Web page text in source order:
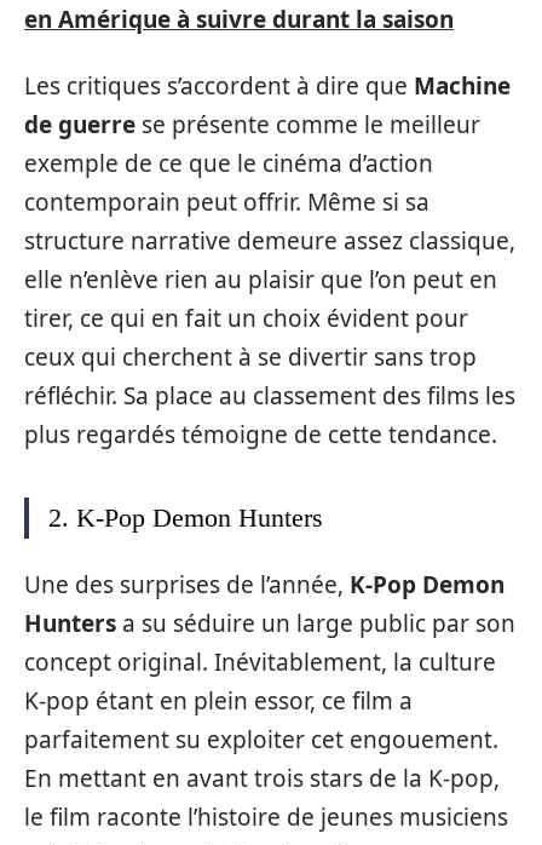
en Amérique à suivre durant la saison
Les critiques s’accordent à dire que Machine
de guerre se présente comme le meilleur
exemple de ce que le cinéma d’action
contemporain peut offrir. Même si sa
structure narrative demeure assez classique,
elle n’enlève rien au plaisir que l’on peut en
tirer, ce qui en fait un choix évident pour
ceux qui cherchent à se divertir sans trop
réfléchir. Sa place au classement des films les
plus regardés témoigne de cette tendance.
2. K-Pop Demon Hunters
Une des surprises de l’année, K-Pop Demon
Hunters a su séduire un large public par son
concept original. Inévitablement, la culture
K-pop étant en plein essor, ce film a
parfaitement su exploiter cet engouement.
En mettant en avant trois stars de la K-pop,
le film raconte l’histoire de jeunes musiciens